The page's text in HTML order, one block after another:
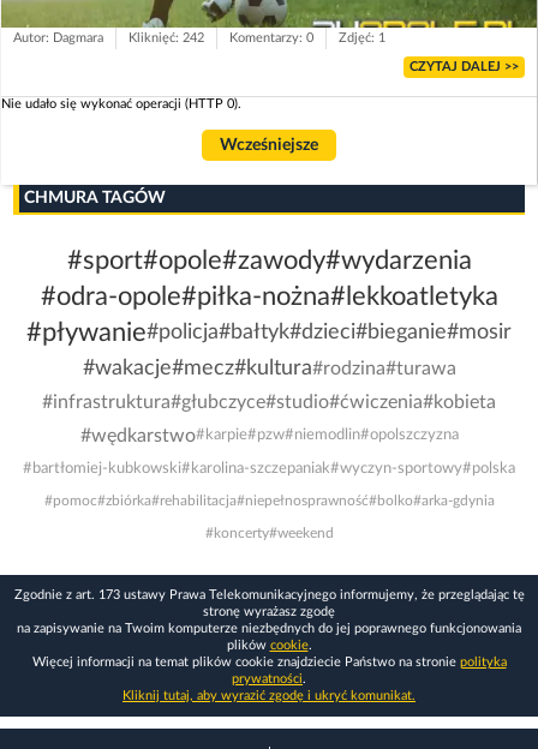
Autor: Dagmara Kliknięć: 242 Komentarzy: 0 Zdjęć: 1
CZYTAJ DALEJ >>
Nie udało się wykonać operacji (HTTP 0).
Wcześniejsze
CHMURA TAGÓW
#sport#opole#zawody#wydarzenia
#odra-opole#piłka-nożna#lekkoatletyka
#pływanie#policja#bałtyk#dzieci#bieganie#mosir
#wakacje#mecz#kultura#rodzina#turawa
#infrastruktura#głubczyce#studio#ćwiczenia#kobieta
#wędkarstwo#karpie#pzw#niemodlin#opolszczyzna
#bartłomiej-kubkowski#karolina-szczepaniak#wyczyn-sportowy#polska
#pomoc#zbiórka#rehabilitacja#niepełnosprawność#bolko#arka-gdynia
#koncerty#weekend
Zgodnie z art. 173 ustawy Prawa Telekomunikacyjnego informujemy, że przeglądając tę
stronę wyrażasz zgodę
na zapisywanie na Twoim komputerze niezbędnych do jej poprawnego funkcjonowania
plików cookie.
Więcej informacji na temat plików cookie znajdziecie Państwo na stronie polityka
prywatności.
Kliknij tutaj, aby wyrazić zgodę i ukryć komunikat.